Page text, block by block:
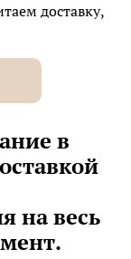
доставку,
в
на весь